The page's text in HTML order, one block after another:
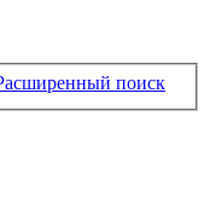
поиск